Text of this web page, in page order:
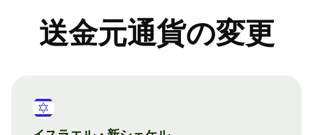
送金元通貨の変更